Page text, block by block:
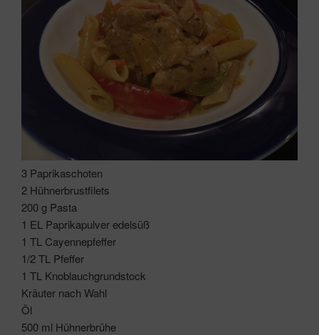
3 Paprikaschoten
2 Hühnerbrustfilets
200 g Pasta
1 EL Paprikapulver edelsüß
1 TL Cayennepfeffer
1/2 TL Pfeffer
1 TL Knoblauchgrundstock
Kräuter nach Wahl
Öl
500 ml Hühnerbrühe